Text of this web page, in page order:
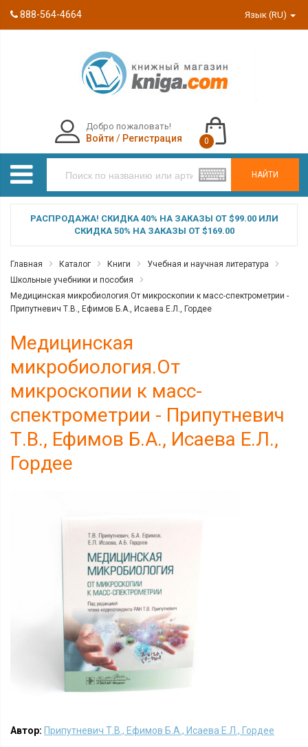
888-564-4664 Язык (RU)
НАЙТИ
Добро пожаловать!
Войти / Регистрация 0
РАСПРОДАЖА! СКИДКА 40% НА ЗАКАЗЫ ОТ $99.00 ИЛИ
СКИДКА 50% НА ЗАКАЗЫ ОТ $169.00
Главная Каталог Книги
Учебная и научная литература
Школьные учебники и пособия
Медицинская микробиология.От микроскопии к масс-спектрометрии -
Припутневич Т.В., Ефимов Б.А., Исаева Е.Л., Гордее
Медицинская
микробиология.От
микроскопии к масс-
спектрометрии - Припутневич
Т.В., Ефимов Б.А., Исаева Е.Л.,
Гордее
Автор: Припутневич Т.В., Ефимов Б.А., Исаева Е.Л., Гордее